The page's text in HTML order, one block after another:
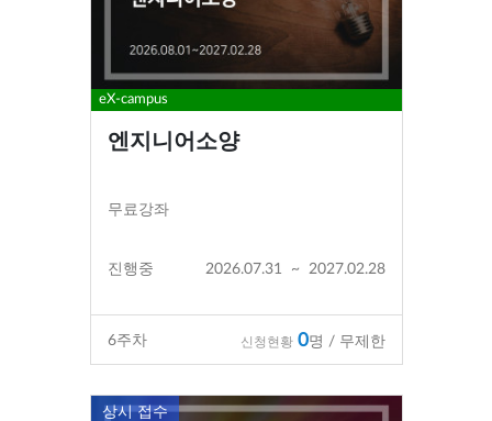
eX-campus
엔지니어소양
무료강좌
진행중 2026.07.31 ~ 2027.02.28
6주차 신청현황 0명 / 무제한
상시 접수